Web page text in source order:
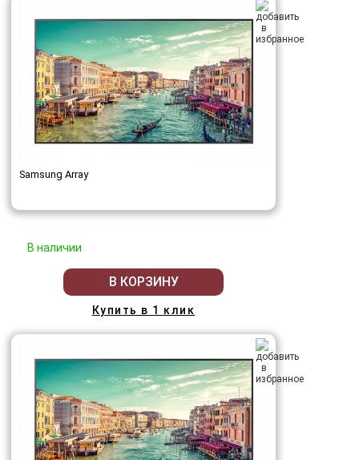
Samsung Array
В наличии
В КОРЗИНУ
Купить в 1 клик